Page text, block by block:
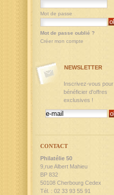
Mot de passe
Mot de passe oublié ?
Créer mon compte
NEWSLETTER
Inscrivez-vous pour
bénéficier d'offres
exclusives !
CONTACT
Philatélie 50
9,rue Albert Mahieu
BP 832
50108 Cherbourg Cedex
Tél. : 02 33 93 55 91